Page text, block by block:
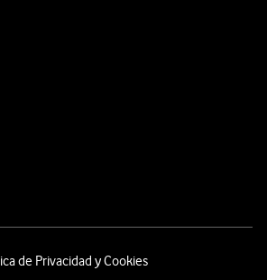
de Privacidad y Cookies